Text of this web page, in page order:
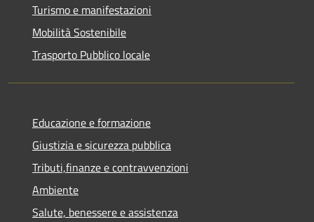
Turismo e manifestazioni
Mobilità Sostenibile
Trasporto Pubblico locale
Educazione e formazione
Giustizia e sicurezza pubblica
Tributi,finanze e contravvenzioni
Ambiente
Salute, benessere e assistenza